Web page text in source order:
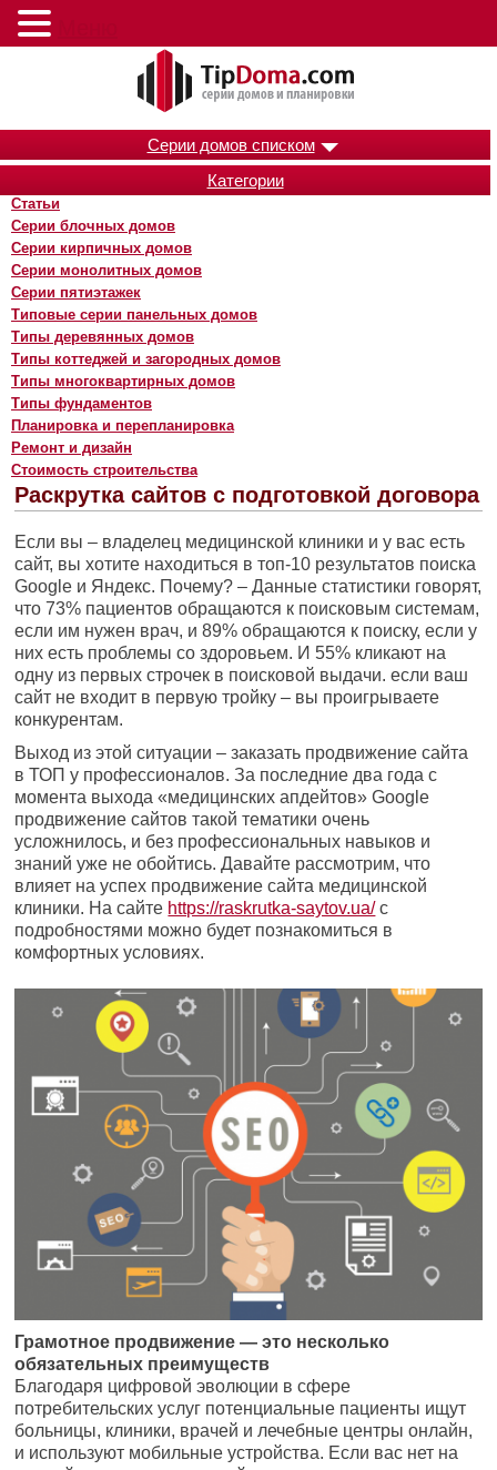
Серии домов списком
Категории
Статьи
Серии блочных домов
Серии кирпичных домов
Серии монолитных домов
Серии пятиэтажек
Типовые серии панельных домов
Типы деревянных домов
Типы коттеджей и загородных домов
Типы многоквартирных домов
Типы фундаментов
Планировка и перепланировка
Ремонт и дизайн
Стоимость строительства
Раскрутка сайтов с подготовкой договора
Если вы – владелец медицинской клиники и у вас есть
сайт, вы хотите находиться в топ-10 результатов поиска
Google и Яндекс. Почему? – Данные статистики говорят,
что 73% пациентов обращаются к поисковым системам,
если им нужен врач, и 89% обращаются к поиску, если у
них есть проблемы со здоровьем. И 55% кликают на
одну из первых строчек в поисковой выдачи. если ваш
сайт не входит в первую тройку – вы проигрываете
конкурентам.
Выход из этой ситуации – заказать продвижение сайта
в ТОП у профессионалов. За последние два года с
момента выхода «медицинских апдейтов» Google
продвижение сайтов такой тематики очень
усложнилось, и без профессиональных навыков и
знаний уже не обойтись. Давайте рассмотрим, что
влияет на успех продвижение сайта медицинской
клиники. На сайте https://raskrutka-saytov.ua/с
подробностями можно будет познакомиться в
комфортных условиях.
Грамотное продвижение — это несколько
обязательных преимуществ
Благодаря цифровой эволюции в сфере
потребительских услуг потенциальные пациенты ищут
больницы, клиники, врачей и лечебные центры онлайн,
и используют мобильные устройства. Если вас нет на